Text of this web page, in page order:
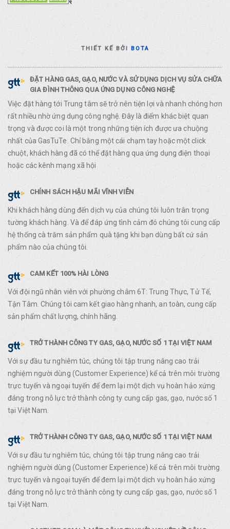
THIẾT KẾ BỞIBOTA
ĐẶT HÀNG GAS, GẠO, NƯỚC VÀ SỬ DỤNG DỊCH VỤ SỬA CHỮA
GIA ĐÌNH THÔNG QUA ỨNG DỤNG CÔNG NGHỆ
Việc đặt hàng tới Trung tâm sẽ trở nên tiện lợi và nhanh chóng hơn
rất nhiều nhờ ứng dụng công nghệ. Đây là điểm khác biệt quan
trọng và được coi là một trong những tiện ích được ưa chuộng
nhất của GasTuTe. Chỉ bằng một cái chạm tay hoặc một click
chuột, khách hàng đã có thể đặt hàng qua ứng dụng điện thoại
hoặc các kênh mạng xã hội
CHÍNH SÁCH HẬU MÃI VĨNH VIỄN
Khi khách hàng dùng đến dịch vụ của chúng tôi luôn trân trọng
tường khách hàng. Và để đáp ứng tình cảm đó chúng tôi cung cấp
hệ thống cà trăm sản phẩm quà tặng khi bạn dùng bất cứ sản
phẩm nào của chúng tôi.
CAM KẾT 100% HÀI LÒNG
Với đội ngũ nhân viên với phường châm 6T: Trung Thực, Tử Tế,
Tận Tâm. Chúng tôi cam kết giao hàng nhanh, an toàn, cung cấp
sản phẩm chất lượng, chính hãng.
TRỞ THÀNH CÔNG TY GAS, GẠO, NƯỚC SỐ 1 TẠI VIỆT NAM
Với sự đầu tư nghiêm túc, chúng tôi tập trung nâng cao trải
nghiệm người dùng (Customer Experience) kể cả trên môi trường
trực tuyến và ngoại tuyến để đem lại một dịch vụ hoàn hảo xứng
đáng trong nỗ lực trở thành công ty cung cấp gas, gạo, nước số 1
tại Việt Nam.
TRỞ THÀNH CÔNG TY GAS, GẠO, NƯỚC SỐ 1 TẠI VIỆT NAM
Với sự đầu tư nghiêm túc, chúng tôi tập trung nâng cao trải
nghiệm người dùng (Customer Experience) kể cả trên môi trường
trực tuyến và ngoại tuyến để đem lại một dịch vụ hoàn hảo xứng
đáng trong nỗ lực trở thành công ty cung cấp gas, gạo, nước số 1
tại Việt Nam.